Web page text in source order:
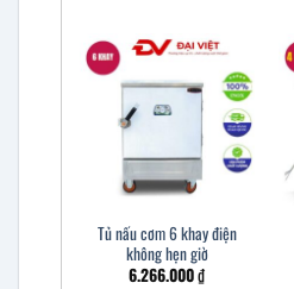
đến
8.000.000 ₫
Tủ nấu cơm 6 khay điện
không hẹn giờ
6.266.000₫